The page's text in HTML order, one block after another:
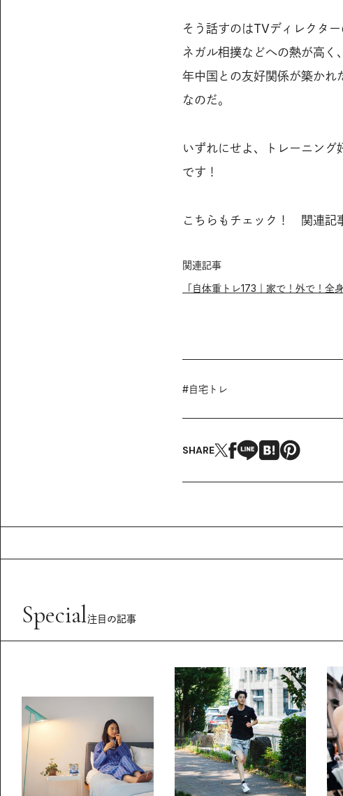
そう話すのはTVディレクタ
ネガル相撲などへの熱が高
年中国との友好関係が築かれ
なのだ。
いずれにせよ、トレーニン
です！
こちらもチェック！ 関連記
関連記事
「自体重トレ173｜家で！外で！
#自宅トレ
SHARE
Special注目の記事